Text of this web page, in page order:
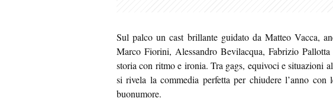
Sul palco un cast brillante guidato da Matteo Vacca,
Marco Fiorini, Alessandro Bevilacqua, Fabrizio
storia con ritmo e ironia. Tra gags, equivoci e situazioni
si rivela la commedia perfetta per chiudere l’anno
buonumore.